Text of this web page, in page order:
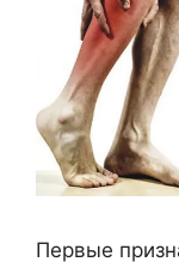
Первые